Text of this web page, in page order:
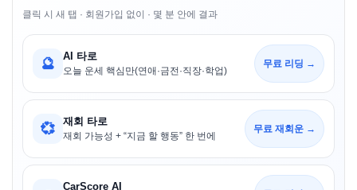
클릭 시 새 탭 · 회원가입 없이 · 몇 분 안에 결과
🔮 AI 타로
오늘 운세 핵심만(연애·금전·직장·학업)
무료 리딩 →
💞 재회 타로
재회 가능성 + “지금 할 행동” 한 번에
무료 재회운 →
CarScore AI